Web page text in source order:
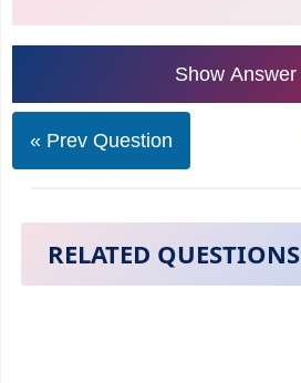
Show Answer
« Prev Question
RELATED QUESTIONS